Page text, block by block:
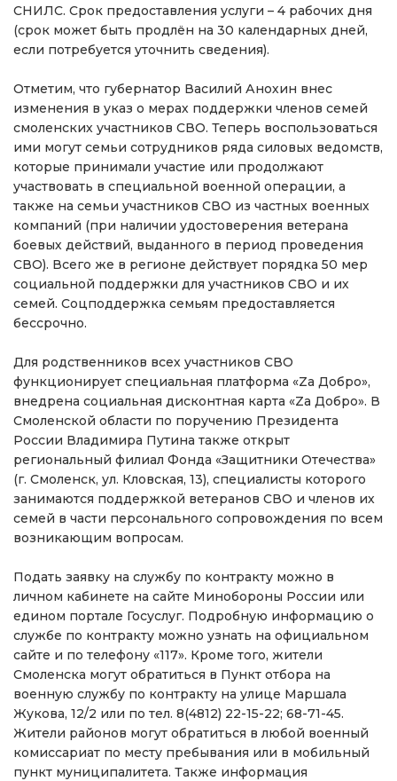
СНИЛС. Срок предоставления услуги – 4 рабочих дня
(срок может быть продлён на 30 календарных дней,
если потребуется уточнить сведения).
Отметим, что губернатор Василий Анохин внес
изменения в указ о мерах поддержки членов семей
смоленских участников СВО. Теперь воспользоваться
ими могут семьи сотрудников ряда силовых ведомств,
которые принимали участие или продолжают
участвовать в специальной военной операции, а
также на семьи участников СВО из частных военных
компаний (при наличии удостоверения ветерана
боевых действий, выданного в период проведения
СВО). Всего же в регионе действует порядка 50 мер
социальной поддержки для участников СВО и их
семей. Соцподдержка семьям предоставляется
бессрочно.
Для родственников всех участников СВО
функционирует специальная платформа «Za Добро»,
внедрена социальная дисконтная карта «Zа Добро». В
Смоленской области по поручению Президента
России Владимира Путина также открыт
региональный филиал Фонда «Защитники Отечества»
(г. Смоленск, ул. Кловская, 13), специалисты которого
занимаются поддержкой ветеранов СВО и членов их
семей в части персонального сопровождения по всем
возникающим вопросам.
Подать заявку на службу по контракту можно в
личном кабинете на сайте Минобороны России или
едином портале Госуслуг. Подробную информацию о
службе по контракту можно узнать на официальном
сайте и по телефону «117». Кроме того, жители
Смоленска могут обратиться в Пункт отбора на
военную службу по контракту на улице Маршала
Жукова, 12/2 или по тел. 8(4812) 22-15-22; 68-71-45.
Жители районов могут обратиться в любой военный
комиссариат по месту пребывания или в мобильный
пункт муниципалитета. Также информация